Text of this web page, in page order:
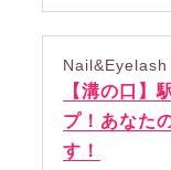
Nail&Eyelash
【溝の口】
プ！あなた
す！